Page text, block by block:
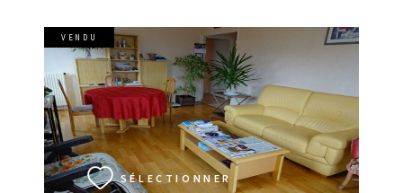
VENDU
SÉLECTIONNER
VOIR LE BIEN